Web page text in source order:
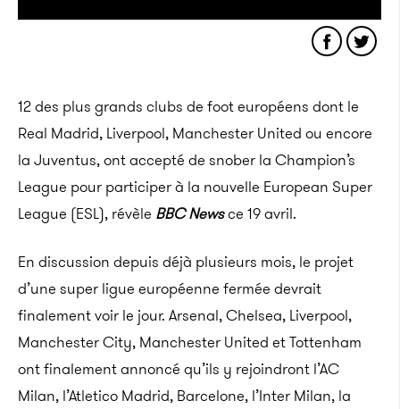
12 des plus grands clubs de foot européens dont le
Real Madrid, Liverpool, Manchester United ou encore
la Juventus, ont accepté de snober la Champion’s
League pour participer à la nouvelle European Super
League (ESL), révèle BBC Newsce 19 avril.
En discussion depuis déjà plusieurs mois, le projet
d’une super ligue européenne fermée devrait
finalement voir le jour. Arsenal, Chelsea, Liverpool,
Manchester City, Manchester United et Tottenham
ont finalement annoncé qu’ils y rejoindront l’AC
Milan, l’Atletico Madrid, Barcelone, l’Inter Milan, la